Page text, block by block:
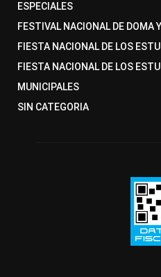
ESPECIALES
FESTIVAL NACIONAL DE DOMA
FIESTA NACIONAL DE LOS
FIESTA NACIONAL DE LOS
MUNICIPALES
SIN CATEGORIA